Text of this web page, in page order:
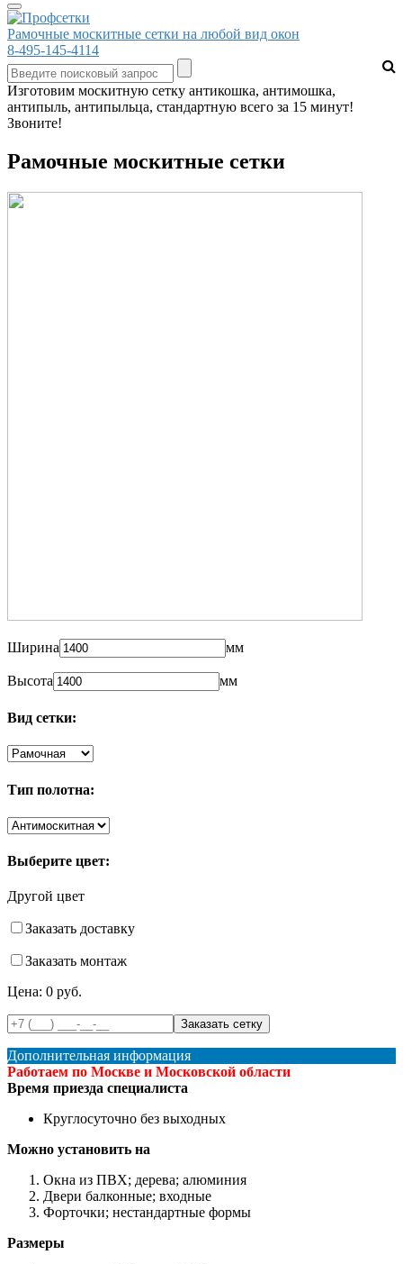
Рамочные москитные сетки на любой вид окон
8-495-145-4114
Изготовим москитную сетку антикошка, антимошка,
антипыль, антипыльца, стандартную всего за 15 минут!
Звоните!
Рамочные москитные сетки
Ширина мм
Высота мм
Вид сетки:
Тип полотна:
Выберите цвет:
Другой цвет
Заказать доставку
Заказать монтаж
Цена: 0 руб.
Дополнительная информация
Работаем по Москве и Московской области
Время приезда специалиста
Круглосуточно без выходных
Можно установить на
Окна из ПВХ; дерева; алюминия
Двери балконные; входные
Форточки; нестандартные формы
Размеры